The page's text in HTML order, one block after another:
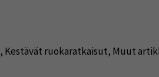
, Kestävät ruokaratkaisut, Muut